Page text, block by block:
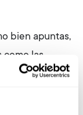
bien apuntas,
como las
los
de